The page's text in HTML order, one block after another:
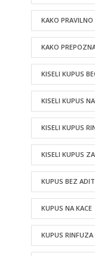
KAKO
KAKO
KISELI KUPUS
KISELI KUPUS
KISELI KUPUS
KISELI KUPUS
KUPUS BEZ
KUPUS NA KACE
KUPUS RINFUZA